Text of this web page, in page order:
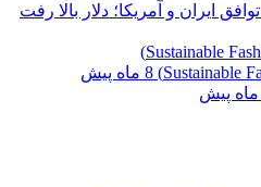
ایران و آمریکا؛ دلار بالا رفت
8 ماه پیش